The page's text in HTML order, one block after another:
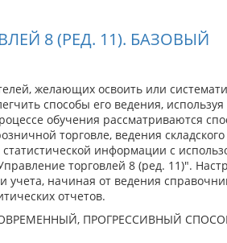
8 (РЕД. 11). БАЗОВЫЙ
желающих освоить или
способы его ведения,
обучения рассматриваются
торговле, ведения
информации с
торговлей 8 (ред. 11)".
учета, начиная от ведения
отчетов.
ПРОГРЕССИВНЫЙ